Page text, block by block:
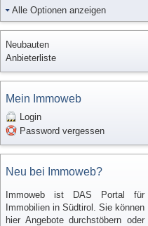
Alle Optionen anzeigen
Neubauten
Anbieterliste
Mein Immoweb
Login
Password vergessen
Neu bei Immoweb?
Immoweb ist DAS Portal für
Immobilien in Südtirol. Sie können
hier Angebote durchstöbern oder